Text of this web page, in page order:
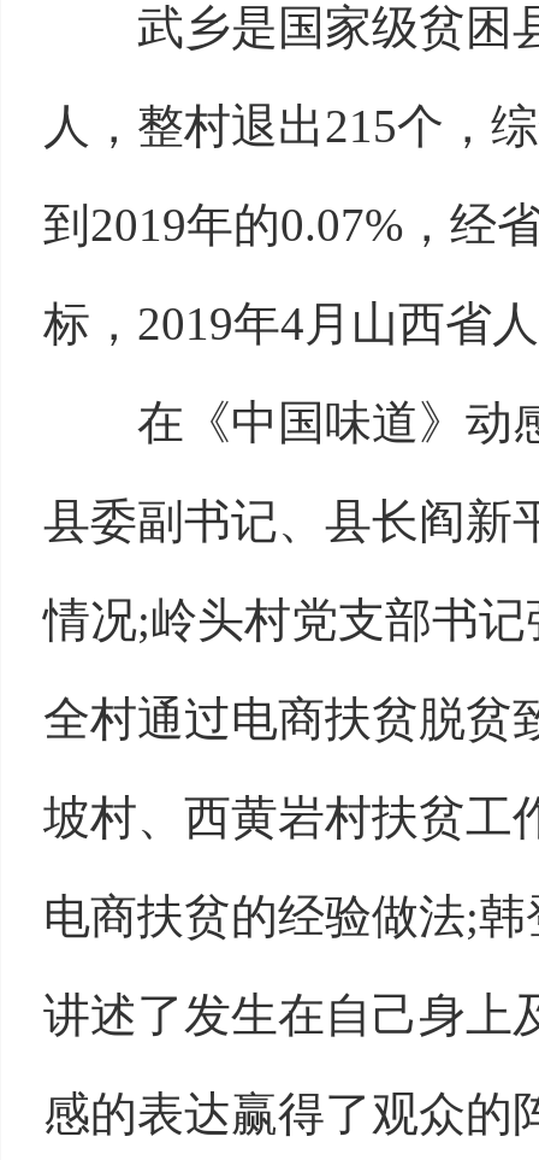
武乡是国家级贫困
人，整村退出215个，
到2019年的0.07%，经
标，2019年4月山西省
在《中国味道》动
县委副书记、县长阎新
情况;岭头村党支部书
全村通过电商扶贫脱贫
坡村、西黄岩村扶贫工
电商扶贫的经验做法;
讲述了发生在自己身上
感的表达赢得了观众的